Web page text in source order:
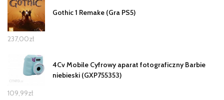
Gothic 1 Remake (Gra PS5)
237,00zł
4Cv Mobile Cyfrowy aparat fotograficzny Barbie
niebieski (GXP755353)
109,99zł